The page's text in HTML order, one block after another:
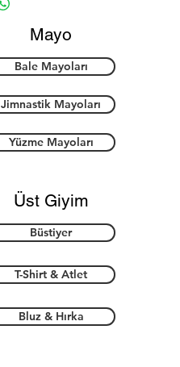
Mayo
Bale Mayoları
Jimnastik Mayoları
Yüzme Mayoları
Üst Giyim
Büstiyer
T-Shirt & Atlet
Bluz & Hırka